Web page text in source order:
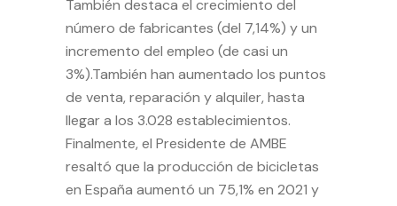
También destaca el crecimiento del
número de fabricantes (del 7,14%) y un
incremento del empleo (de casi un
3%).También han aumentado los puntos
de venta, reparación y alquiler, hasta
llegar a los 3.028 establecimientos.
Finalmente, el Presidente de AMBE
resaltó que la producción de bicicletas
en España aumentó un 75,1% en 2021 y